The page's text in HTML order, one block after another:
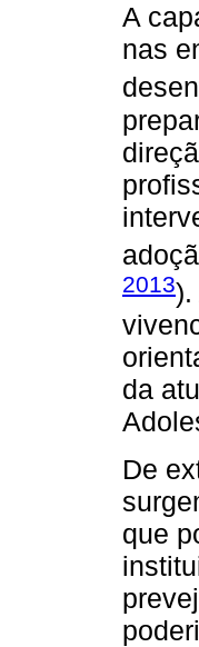
A
nas
2013).
da
De
que